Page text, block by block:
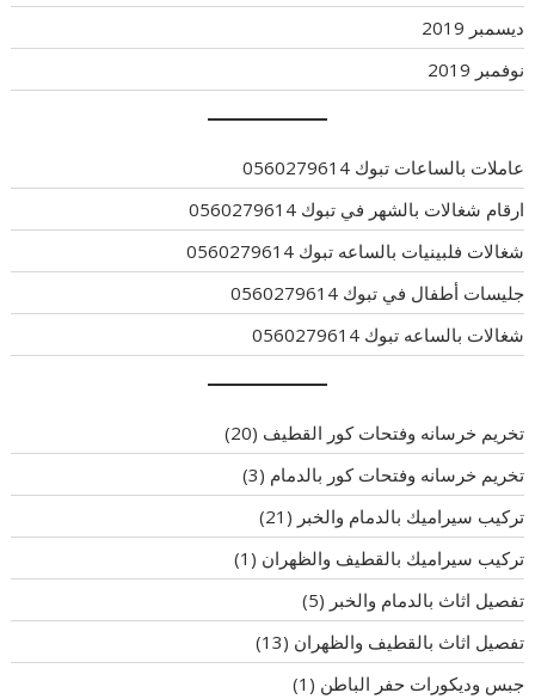
ديسمبر 2019
نوفمبر 2019
عاملات بالساعات تبوك 0560279614
ارقام شغالات بالشهر في تبوك 0560279614
شغالات فلبينيات بالساعه تبوك 0560279614
جليسات أطفال في تبوك 0560279614
شغالات بالساعه تبوك 0560279614
تخريم خرسانه وفتحات كور القطيف (20)
تخريم خرسانه وفتحات كور بالدمام (3)
تركيب سيراميك بالدمام والخبر (21)
تركيب سيراميك بالقطيف والظهران (1)
تفصيل اثاث بالدمام والخبر (5)
تفصيل اثاث بالقطيف والظهران (13)
جبس وديكورات حفر الباطن (1)